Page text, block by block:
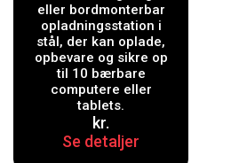
Station -
cabinet unit
eller bordmonterbar
opladningsstation i
stål, der kan oplade,
opbevare og sikre op
til 10 bærbare
computere eller
tablets.
kr.
Se detaljer